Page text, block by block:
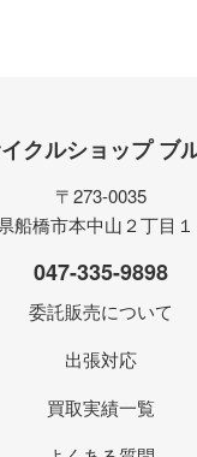
クルショップ ブ
〒273-0035
船橋市本中山２丁目
047-335-9898
委託販売について
出張対応
買取実績一覧